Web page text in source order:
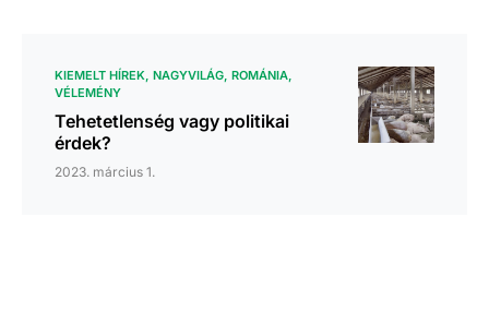
KIEMELT HÍREK NAGYVILÁG ROMÁNIA
VÉLEMÉNY
Tehetetlenség vagy politikai
érdek?
2023. március 1.